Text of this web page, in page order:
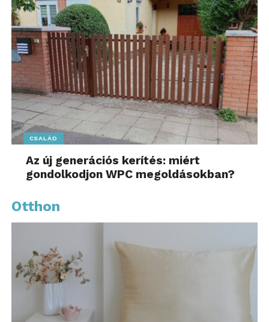
CSALÁD
Az új generációs kerítés: miért
gondolkodjon WPC megoldásokban?
Otthon